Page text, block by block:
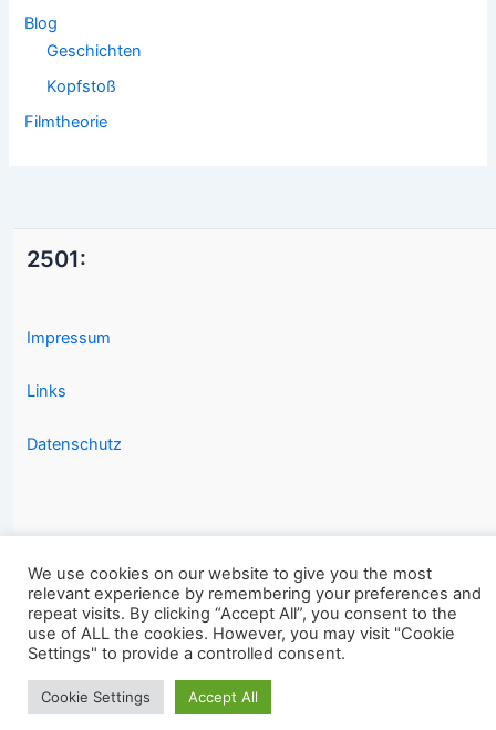
Blog
Geschichten
Kopfstoß
Filmtheorie
2501:
Impressum
Links
Datenschutz
Copyright © 2026 2501.eu Gute Filme |
We use cookies on our website to give you the most
relevant experience by remembering your preferences and
repeat visits. By clicking “Accept All”, you consent to the
use of ALL the cookies. However, you may visit "Cookie
Settings" to provide a controlled consent.
Cookie Settings Accept All